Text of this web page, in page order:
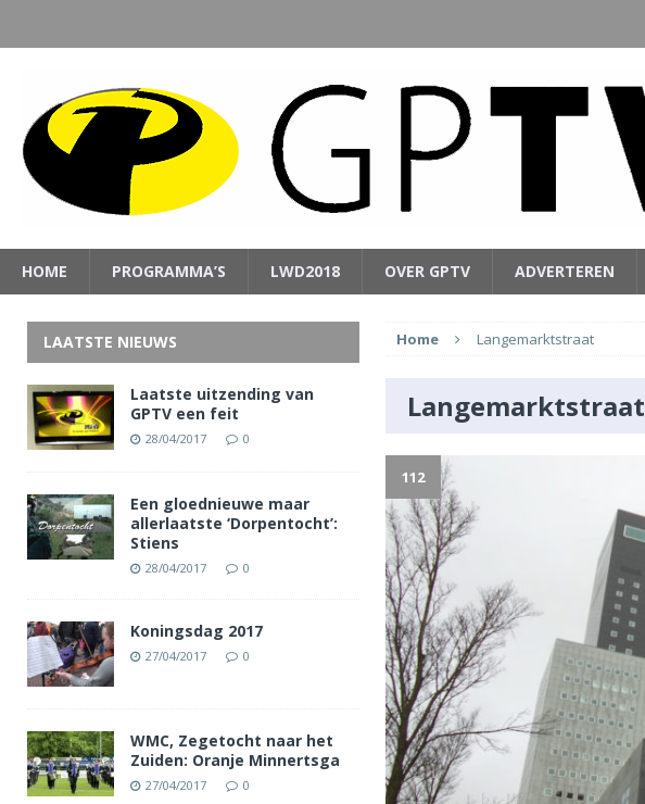
HOME PROGRAMMA’S LWD2018 OVER GPTV ADVERTEREN
Home Langemarktstraat
Langemarktstraat
112
LAATSTE NIEUWS
Laatste uitzending van
GPTV een feit
28/04/2017 0
Een gloednieuwe maar
allerlaatste ‘Dorpentocht’:
Stiens
28/04/2017 0
Koningsdag 2017
27/04/2017 0
WMC, Zegetocht naar het
Zuiden: Oranje Minnertsga
27/04/2017 0